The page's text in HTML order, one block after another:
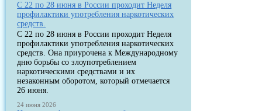
С 22 по 28 июня в России проходит Неделя
профилактики употребления наркотических
средств.
С 22 по 28 июня в России проходит Неделя
профилактики употребления наркотических
средств. Она приурочена к Международному
дню борьбы со злоупотреблением
наркотическими средствами и их
незаконным оборотом, который отмечается
26 июня.
24 июня 2026